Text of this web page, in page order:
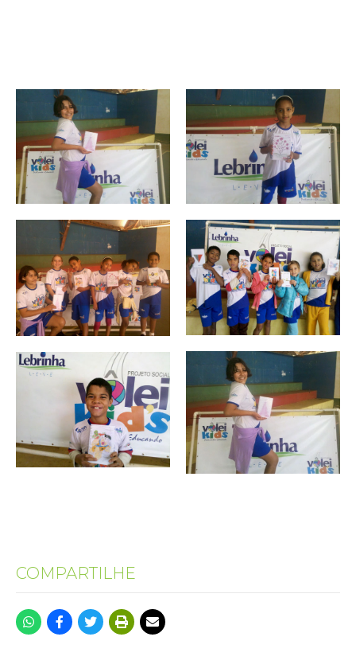
COMPARTILHE